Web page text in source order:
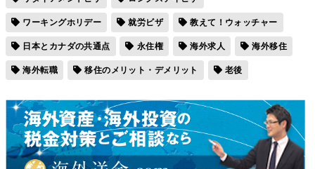
ワーキングホリデー
就労ビザ
教えて！ウォッチャー
日本とカナダの共通点
永住権 海外求人
海外移住
海外転職
移住のメリット・デメリット 老後